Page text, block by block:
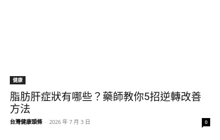
健康
脂肪肝症狀有哪些？藥師教你5招逆轉改善
方法
台灣健康頭條 - 2026 年 7 月 3 日 0